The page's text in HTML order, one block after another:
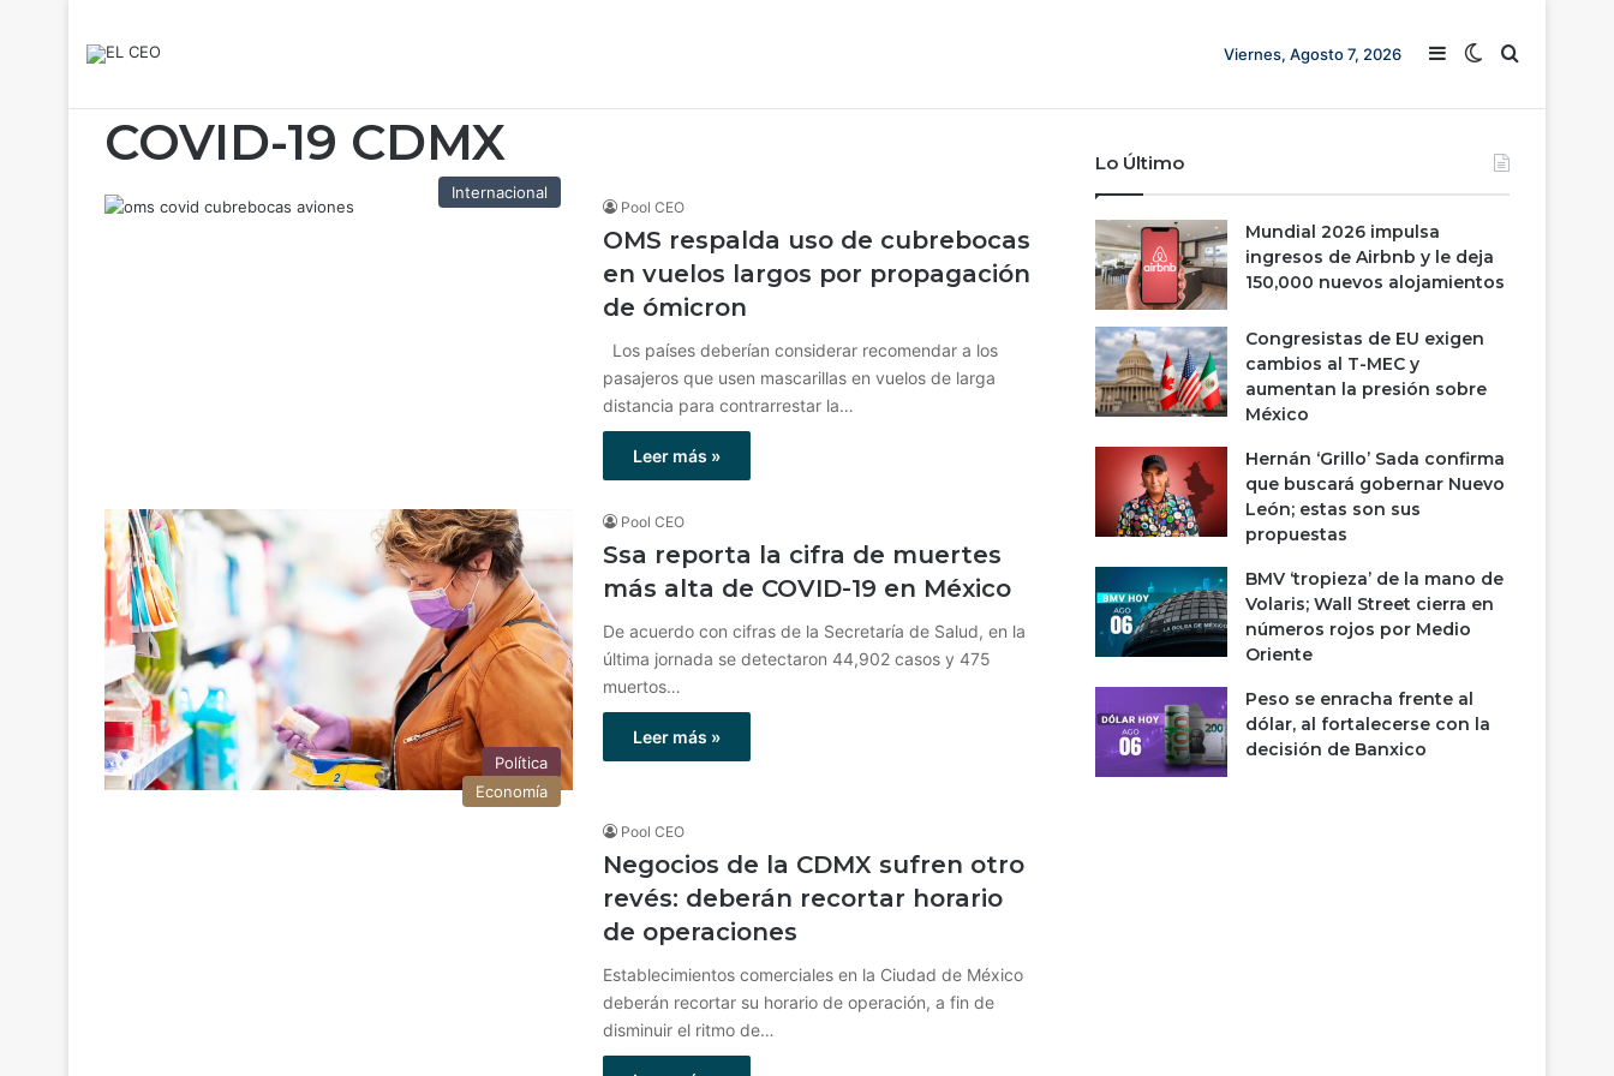
Viernes, Agosto 7, 2026 Barra lateral
Switch skin
Buscar
COVID-19 CDMX
Internacional
Pool CEO
OMS respalda uso de cubrebocas
en vuelos largos por propagación
de ómicron
Los países deberían considerar recomendar a los
pasajeros que usen mascarillas en vuelos de larga
distancia para contrarrestar la…
Leer más »
Política
Pool CEO
Ssa reporta la cifra de muertes
más alta de COVID-19 en México
De acuerdo con cifras de la Secretaría de Salud, en la
última jornada se detectaron 44,902 casos y 475
muertos…
Leer más »
Economía
Pool CEO
Negocios de la CDMX sufren otro
revés: deberán recortar horario
de operaciones
Establecimientos comerciales en la Ciudad de México
deberán recortar su horario de operación, a fin de
disminuir el ritmo de…
Lo Último
Mundial 2026 impulsa
ingresos de Airbnb y le deja
150,000 nuevos alojamientos
Congresistas de EU exigen
cambios al T-MEC y
aumentan la presión sobre
México
Hernán ‘Grillo’ Sada confirma
que buscará gobernar Nuevo
León; estas son sus
propuestas
BMV ‘tropieza’ de la mano de
Volaris; Wall Street cierra en
números rojos por Medio
Oriente
Peso se enracha frente al
dólar, al fortalecerse con la
decisión de Banxico